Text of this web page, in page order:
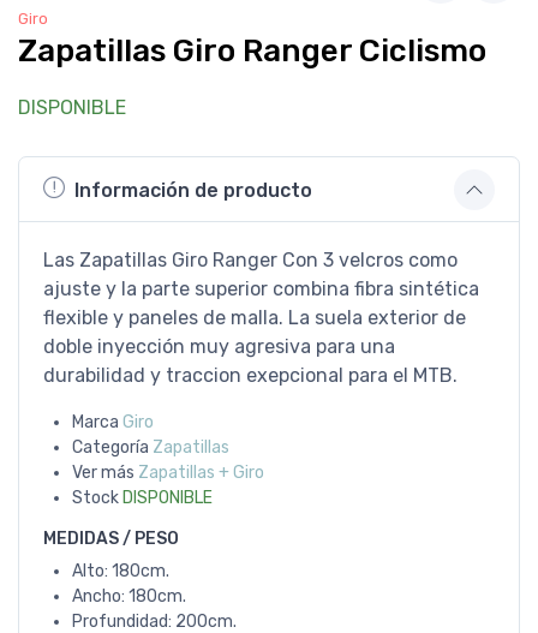
Giro
Zapatillas Giro Ranger Ciclismo
DISPONIBLE
Información de producto
Las Zapatillas Giro Ranger Con 3 velcros como
ajuste y la parte superior combina fibra sintética
flexible y paneles de malla. La suela exterior de
doble inyección muy agresiva para una
durabilidad y traccion exepcional para el MTB.
Marca Giro
Categoría Zapatillas
Ver más Zapatillas + Giro
Stock DISPONIBLE
MEDIDAS / PESO
Alto: 180cm.
Ancho: 180cm.
Profundidad: 200cm.